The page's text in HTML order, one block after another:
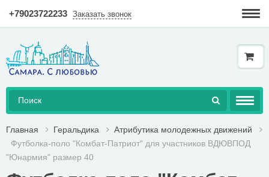
+79023722233 Заказать звонок
Гарантия
Доставка и оплата
Как купить в интернет-магазине?
AКЦИЯ!
КНИГИ
Главная Геральдика
Атрибутика молодежных движений
Футболка-поло "Комбат-Патриот" для участников ВДЮВПОД
"Юнармия" размер 40